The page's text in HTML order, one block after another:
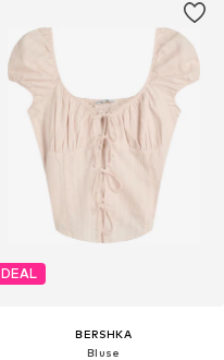
DEAL
BERSHKA
Bluse